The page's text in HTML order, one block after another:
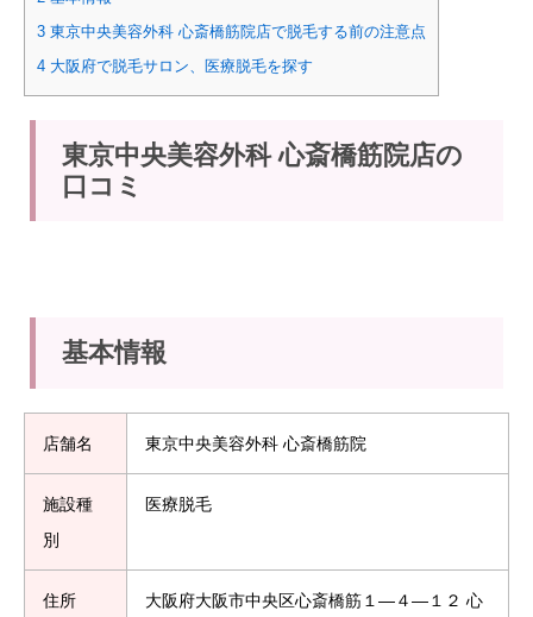
3 東京中央美容外科 心斎橋筋院店で脱毛する前の注意点
4 大阪府で脱毛サロン、医療脱毛を探す
東京中央美容外科 心斎橋筋院店の
口コミ
基本情報
店舗名 東京中央美容外科 心斎橋筋院
施設種
別
医療脱毛
住所
大阪府大阪市中央区心斎橋筋１―４―１２ 心